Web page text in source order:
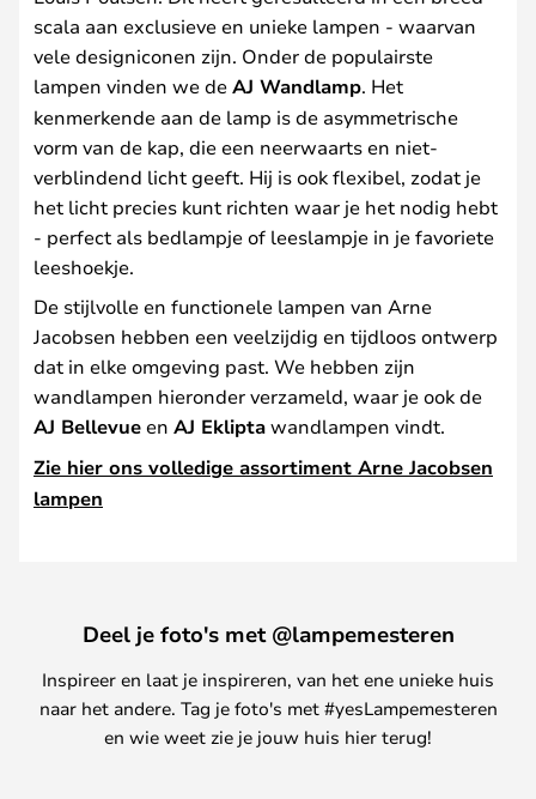
scala aan exclusieve en unieke lampen - waarvan
vele designiconen zijn. Onder de populairste
lampen vinden we deAJ Wandlamp. Het
kenmerkende aan de lamp is de asymmetrische
vorm van de kap, die een neerwaarts en niet-
verblindend licht geeft. Hij is ook flexibel, zodat je
het licht precies kunt richten waar je het nodig hebt
- perfect als bedlampje of leeslampje in je favoriete
leeshoekje.
De stijlvolle en functionele lampen van Arne
Jacobsen hebben een veelzijdig en tijdloos ontwerp
dat in elke omgeving past. We hebben zijn
wandlampen hieronder verzameld, waar je ook de
AJ Bellevueen AJ Ekliptawandlampen vindt.
Zie hier ons volledige assortiment Arne Jacobsen
lampen
Deel je foto's met @lampemesteren
Inspireer en laat je inspireren, van het ene unieke huis
naar het andere. Tag je foto's met #yesLampemesteren
en wie weet zie je jouw huis hier terug!